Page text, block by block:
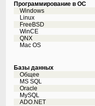
Программирование в ОС
Windows
Linux
FreeBSD
WinCE
QNX
Mac OS
Базы данных
Общее
MS SQL
Oracle
MySQL
ADO.NET